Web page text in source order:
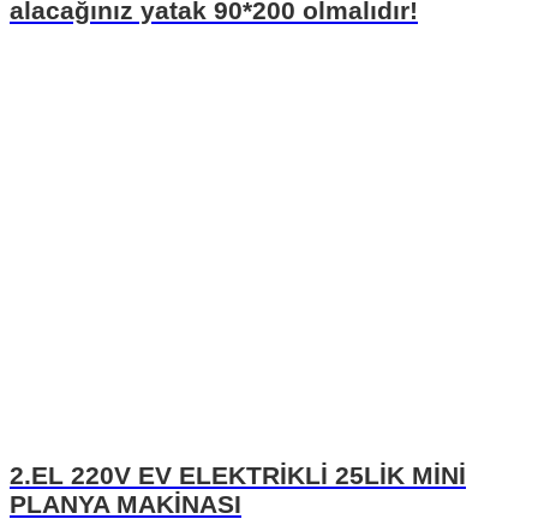
alacağınız yatak 90*200 olmalıdır!
2.EL 220V EV ELEKTRİKLİ 25LİK MİNİ
PLANYA MAKİNASI